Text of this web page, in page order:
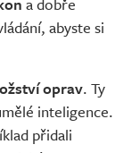
abyste si
oprav. Ty
inteligence.
přidali